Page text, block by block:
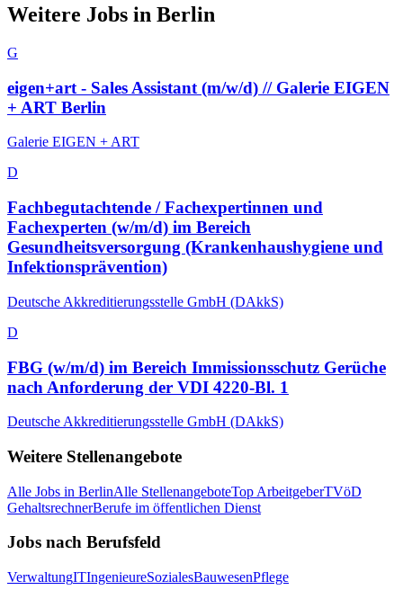
Weitere Jobs in Berlin
G
eigen+art - Sales Assistant (m/w/d) // Galerie EIGEN
+ ART Berlin
Galerie EIGEN + ART
D
Fachbegutachtende / Fachexpertinnen und
Fachexperten (w/m/d) im Bereich
Gesundheitsversorgung (Krankenhaushygiene und
Infektionsprävention)
Deutsche Akkreditierungsstelle GmbH (DAkkS)
D
FBG (w/m/d) im Bereich Immissionsschutz Gerüche
nach Anforderung der VDI 4220-Bl. 1
Deutsche Akkreditierungsstelle GmbH (DAkkS)
Weitere Stellenangebote
Alle Jobs in BerlinAlle StellenangeboteTop ArbeitgeberTVöD
GehaltsrechnerBerufe im öffentlichen Dienst
Jobs nach Berufsfeld
VerwaltungITIngenieureSozialesBauwesenPflege